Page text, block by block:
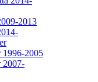
2013
1996-2005
2007-